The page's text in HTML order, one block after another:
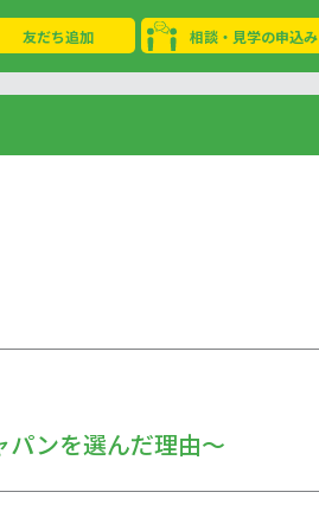
友だち追加 相談・見学の申込み
パンを選んだ理由～